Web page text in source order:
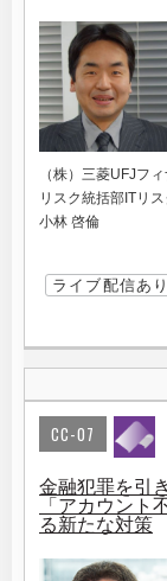
（株）三菱UFJフ
リスク統括部ITリ
小林 啓倫
ライブ配信あり
CC-07
金融犯罪を引
「アカウント
る新たな対策